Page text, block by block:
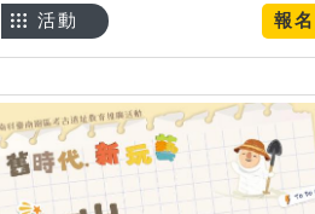
報名
活動